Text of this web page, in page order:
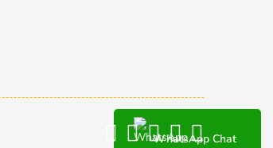
WhatsApp Chat